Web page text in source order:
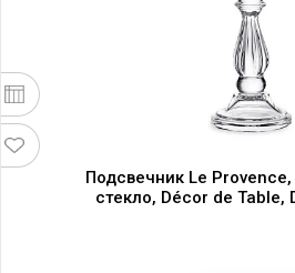
Подсвечник Le
стекло, Décor de Table,